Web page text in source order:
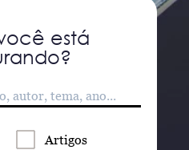
está
Artigos